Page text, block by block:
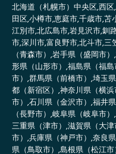
北海道（札幌市）中央区,西
田区,小樽市,恵庭市,千歳市,
江別市,北広島市,岩見沢市,釧
市,深川市,富良野市,北斗市,
（青森市）,岩手県（盛岡市
形県（山形市）,福島県（福
市）,群馬県（前橋市）,埼玉
都（新宿区）,神奈川県（横
市）,石川県（金沢市）,福井
（長野市）,岐阜県（岐阜市
三重県（津市）,滋賀県（大
市）,兵庫県（神戸市）,奈良
県（鳥取市）,島根県（松江